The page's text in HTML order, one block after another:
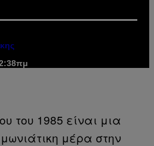
του 1985 είναι μια
μέρα στην